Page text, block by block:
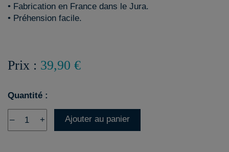
• Fabrication en France dans le Jura.
• Préhension facile.
Prix : 39,90 €
Quantité :
– + Ajouter au panier